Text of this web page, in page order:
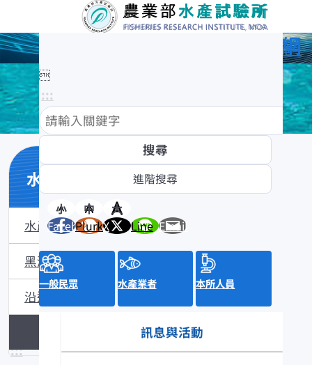
農業部水產試驗所全球資訊網

:::
小 中
大
Facebook
PlurkX Line Email
一般民眾 水產業者 本所人員
訊息與活動
:::
水產數位典藏
水產數位典藏介紹
黑潮漁業數位典藏
沿近海標本數位典藏